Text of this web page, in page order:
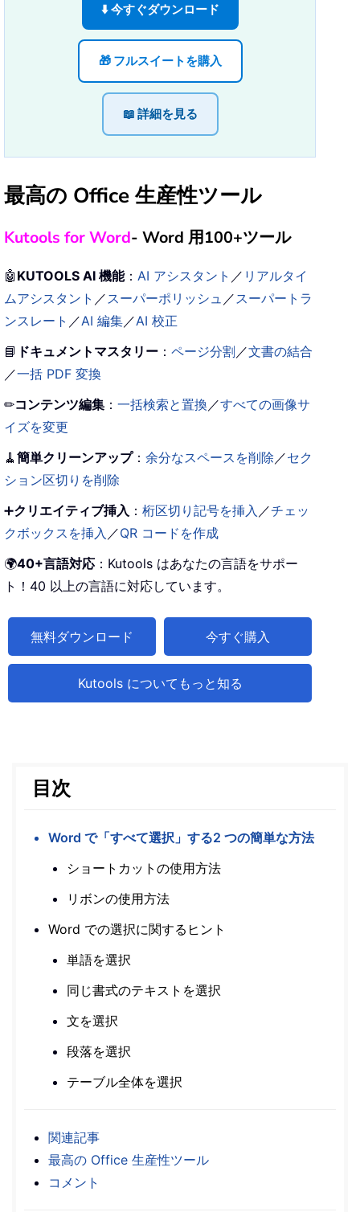
⬇️ 今すぐダウンロード
🎁 フルスイートを購入
📖 詳細を見る
最高の Office 生産性ツール
Kutools for Word- Word 用100+ツール
🤖 KUTOOLS AI 機能： AI アシスタント ／ リアルタイ
ムアシスタント ／ スーパーポリッシュ ／ スーパートラ
ンスレート ／AI 編集／AI 校正
📘 ドキュメントマスタリー ： ページ分割 ／文書の結合
／一括 PDF 変換
✏コンテンツ編集 ： 一括検索と置換 ／すべての画像サ
イズを変更
🧹 簡単クリーンアップ： 余分なスペースを削除 ／セク
ション区切りを削除
➕クリエイティブ挿入 ： 桁区切り記号を挿入 ／チェッ
クボックスを挿入 ／QR コードを作成
🌍40+言語対応 ：Kutools はあなたの言語をサポー
ト！40 以上の言語に対応しています。
無料ダウンロード 今すぐ購入
Kutools についてもっと知る
目次
Word で「すべて選択」する2 つの簡単な方法
ショートカットの使用方法
リボンの使用方法
Word での選択に関するヒント
単語を選択
同じ書式のテキストを選択
文を選択
段落を選択
テーブル全体を選択
関連記事
最高の Office 生産性ツール
コメント